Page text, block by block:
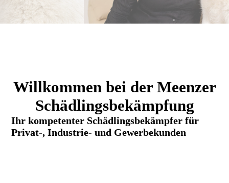
Willkommen bei der Meenzer
Schädlingsbekämpfung
Ihr kompetenter Schädlingsbekämpfer für
Privat-, Industrie- und Gewerbekunden